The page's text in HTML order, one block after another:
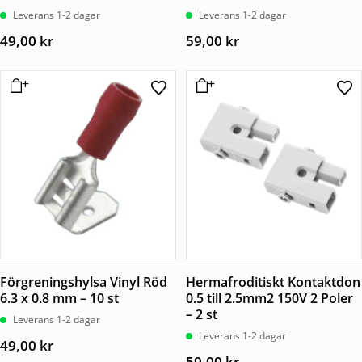
Leverans 1-2 dagar
49,00 kr
Leverans 1-2 dagar
59,00 kr
Förgreningshylsa Vinyl Röd
6.3 x 0.8 mm – 10 st
Leverans 1-2 dagar
49,00 kr
Hermafroditiskt Kontaktdon
0.5 till 2.5mm2 150V 2 Poler
– 2 st
Leverans 1-2 dagar